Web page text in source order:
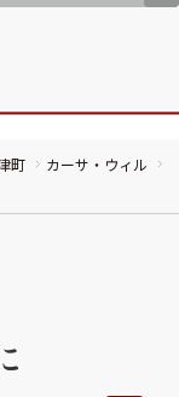
町
カーサ・ウィル